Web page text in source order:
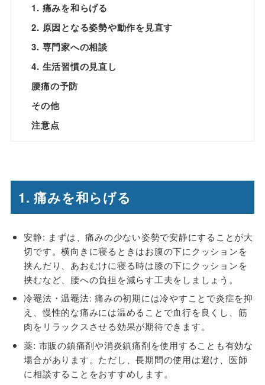
1. 痛みを和らげる
2. 原因となる姿勢や動作を見直す
3. 専門家への相談
4. 生活習慣の見直し
腰痛の予防
その他
注意点
1. 痛みを和らげる
安静: まずは、痛みの少ない姿勢で安静にすることが大
切です。横向きに寝るときはお腹の下にクッションを
挟んだり、あおむけに寝る時は膝の下にクッションを
挟むなど、腰への負担を減らす工夫をしましょう。
冷罨法・温罨法: 痛みの初期には冷やすことで炎症を抑
え、慢性的な痛みには温めることで血行を良くし、筋
肉をリラックスさせる効果が期待できます。
薬: 市販の鎮痛剤や消炎鎮痛剤を使用することも有効な
場合があります。ただし、長期間の使用は避け、医師
に相談することをおすすめします。